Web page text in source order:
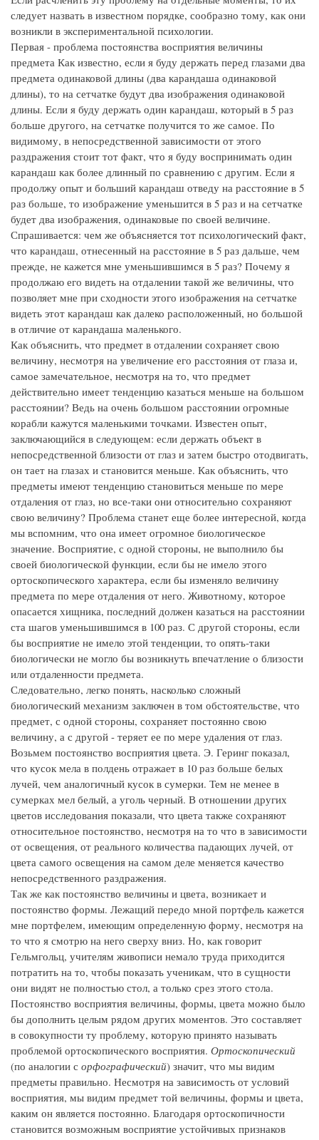
следует назвать в известном порядке, сообразно тому, как они
возникли в экспериментальной психологии.
Первая - проблема постоянства восприятия величины
предмета Как известно, если я буду держать перед глазами два
предмета одинаковой длины (два карандаша одинаковой
длины), то на сетчатке будут два изображения одинаковой
длины. Если я буду держать один карандаш, который в 5 раз
больше другого, на сетчатке получится то же самое. По
видимому, в непосредственной зависимости от этого
раздражения стоит тот факт, что я буду воспринимать один
карандаш как более длинный по сравнению с другим. Если я
продолжу опыт и больший карандаш отведу на расстояние в 5
раз больше, то изображение уменьшится в 5 раз и на сетчатке
будет два изображения, одинаковые по своей величине.
Спрашивается: чем же объясняется тот психологический факт,
что карандаш, отнесенный на расстояние в 5 раз дальше, чем
прежде, не кажется мне уменьшившимся в 5 раз? Почему я
продолжаю его видеть на отдалении такой же величины, что
позволяет мне при сходности этого изображения на сетчатке
видеть этот карандаш как далеко расположенный, но большой
в отличие от карандаша маленького.
Как объяснить, что предмет в отдалении сохраняет свою
величину, несмотря на увеличение его расстояния от глаза и,
самое замечательное, несмотря на то, что предмет
действительно имеет тенденцию казаться меньше на большом
расстоянии? Ведь на очень большом расстоянии огромные
корабли кажутся маленькими точками. Известен опыт,
заключающийся в следующем: если держать объект в
непосредственной близости от глаз и затем быстро отодвигать,
он тает на глазах и становится меньше. Как объяснить, что
предметы имеют тенденцию становиться меньше по мере
отдаления от глаз, но все-таки они относительно сохраняют
свою величину? Проблема станет еще более интересной, когда
мы вспомним, что она имеет огромное биологическое
значение. Восприятие, с одной стороны, не выполнило бы
своей биологической функции, если бы не имело этого
ортоскопического характера, если бы изменяло величину
предмета по мере отдаления от него. Животному, которое
опасается хищника, последний должен казаться на расстоянии
ста шагов уменьшившимся в 100 раз. С другой стороны, если
бы восприятие не имело этой тенденции, то опять-таки
биологически не могло бы возникнуть впечатление о близости
или отдаленности предмета.
Следовательно, легко понять, насколько сложный
биологический механизм заключен в том обстоятельстве, что
предмет, с одной стороны, сохраняет постоянно свою
величину, а с другой - теряет ее по мере удаления от глаз.
Возьмем постоянство восприятия цвета. Э. Геринг показал,
что кусок мела в полдень отражает в 10 раз больше белых
лучей, чем аналогичный кусок в сумерки. Тем не менее в
сумерках мел белый, а уголь черный. В отношении других
цветов исследования показали, что цвета также сохраняют
относительное постоянство, несмотря на то что в зависимости
от освещения, от реального количества падающих лучей, от
цвета самого освещения на самом деле меняется качество
непосредственного раздражения.
Так же как постоянство величины и цвета, возникает и
постоянство формы. Лежащий передо мной портфель кажется
мне портфелем, имеющим определенную форму, несмотря на
то что я смотрю на него сверху вниз. Но, как говорит
Гельмгольц, учителям живописи немало труда приходится
потратить на то, чтобы показать ученикам, что в сущности
они видят не полностью стол, а только срез этого стола.
Постоянство восприятия величины, формы, цвета можно было
бы дополнить целым рядом других моментов. Это составляет
в совокупности ту проблему, которую принято называть
проблемой ортоскопического восприятия. Ортоскопический
(по аналогии с орфографический) значит, что мы видим
предметы правильно. Несмотря на зависимость от условий
восприятия, мы видим предмет той величины, формы и цвета,
каким он является постоянно. Благодаря ортоскопичности
становится возможным восприятие устойчивых признаков